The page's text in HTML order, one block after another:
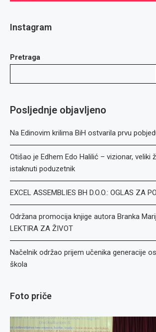
Instagram
Pretraga
Posljednje objavljeno
Na Edinovim krilima BiH ostvarila prvu
Otišao je Edhem Edo Halilić – vizionar, veliki
istaknuti poduzetnik
EXCEL ASSEMBLIES BH D.O.O.: OGLAS ZA
Održana promocija knjige autora Branka
LEKTIRA ZA ŽIVOT
Načelnik održao prijem učenika generacije
škola
Foto priče